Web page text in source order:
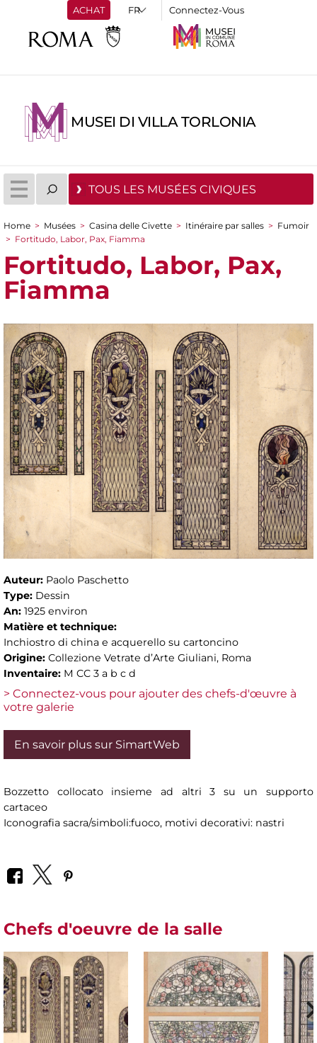
ACHAT Connectez-Vous
MUSEI DI VILLA TORLONIA
TOUS LES MUSÉES CIVIQUES
You are here
Home > Musées > Casina delle Civette > Itinéraire par salles > Fumoir
> Fortitudo, Labor, Pax, Fiamma
Fortitudo, Labor, Pax,
Fiamma
Auteur: Paolo Paschetto
Type: Dessin
An: 1925 environ
Matière et technique:
Inchiostro di china e acquerello su cartoncino
Origine: Collezione Vetrate d’Arte Giuliani, Roma
Inventaire: M CC 3 a b c d
> Connectez-vous pour ajouter des chefs-d'œuvre à
votre galerie
En savoir plus sur SimartWeb
Bozzetto collocato insieme ad altri 3 su un supporto
cartaceo
Iconografia sacra/simboli:fuoco, motivi decorativi: nastri
Chefs d'oeuvre de la salle